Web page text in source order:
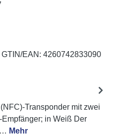
GTIN/EAN: 4260742833090
Transponder mit zwei
in Weiß Der
Mehr